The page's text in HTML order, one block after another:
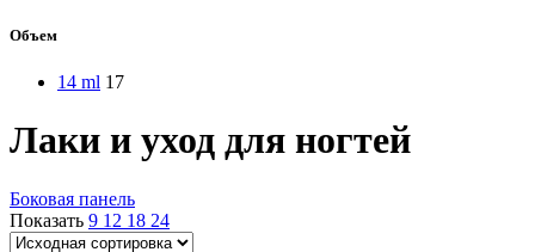
Объем
14 ml 17
Лаки и уход для ногтей
Боковая панель
Показать 9 12 18 24